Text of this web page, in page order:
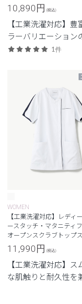
10,890円 (税込)
【工業洗濯対応】豊
ラーバリエーション
ィーススクラブ
1件
WOMEN
【工業洗濯対応】レディ
ースタッチ・マタニティ
オープンスクラブトップス
11,990円 (税込)
【工業洗濯対応】ス
な肌触りと耐久性を